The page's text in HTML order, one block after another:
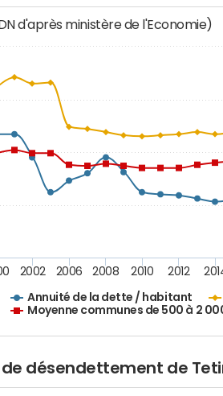
d'après ministère de l'Economie)
Annuité de la dette / habitant
Moyenne communes de 500 à 2
2002 2006 2008 2010 2012
désendettement de